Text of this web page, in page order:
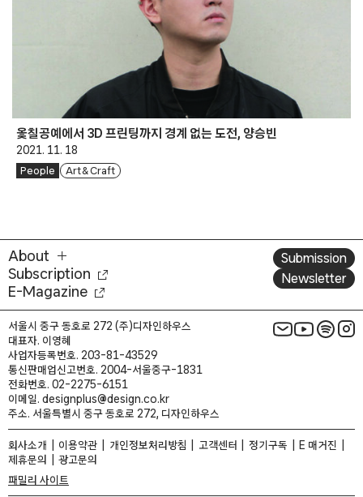
옻칠공예에서 3D 프린팅까지 경계 없는 도전, 양승빈
2021. 11. 18
People Art & Craft
About
Subscription
E-Magazine
Submission
Newsletter
서울시 중구 동호로 272 (주)디자인하우스
대표자. 이영혜
사업자등록번호. 203-81-43529
통신판매업신고번호. 2004-서울중구-1831
전화번호. 02-2275-6151
이메일. designplus@design.co.kr
주소. 서울특별시 중구 동호로 272, 디자인하우스
회사소개 이용약관 개인정보처리방침 고객센터 정기구독
E 매거진
제휴문의
광고문의
패밀리 사이트